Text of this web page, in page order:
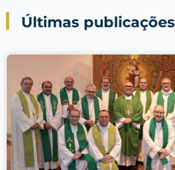
Últimas publicações